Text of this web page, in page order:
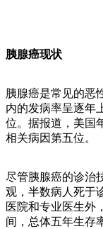
胰腺癌现状
胰腺癌是常见的恶
内的发病率呈逐年
位。据报道，美国
相关病因第五位。
尽管胰腺癌的诊治
观，半数病人死于
医院和专业医生外
间，总体五年生存